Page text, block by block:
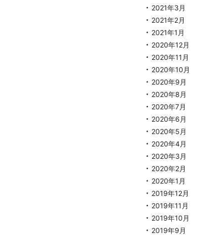
2021年3月
2021年2月
2021年1月
2020年12月
2020年11月
2020年10月
2020年9月
2020年8月
2020年7月
2020年6月
2020年5月
2020年4月
2020年3月
2020年2月
2020年1月
2019年12月
2019年11月
2019年10月
2019年9月